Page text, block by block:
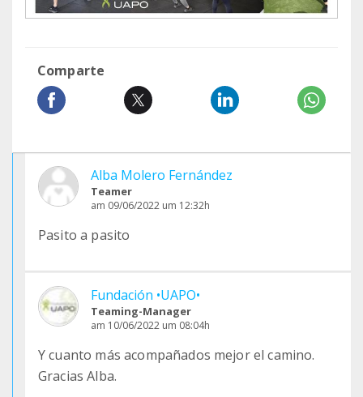
Comparte
Alba Molero Fernández
Teamer
am 09/06/2022 um 12:32h
Pasito a pasito
Fundación •UAPO•
Teaming-Manager
am 10/06/2022 um 08:04h
Y cuanto más acompañados mejor el camino.
Gracias Alba.